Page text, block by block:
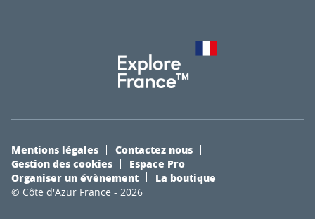
© Côte d'Azur France - 2026
Mentions légales
Contactez nous
Gestion des cookies
Espace Pro
Organiser un évènement
La boutique